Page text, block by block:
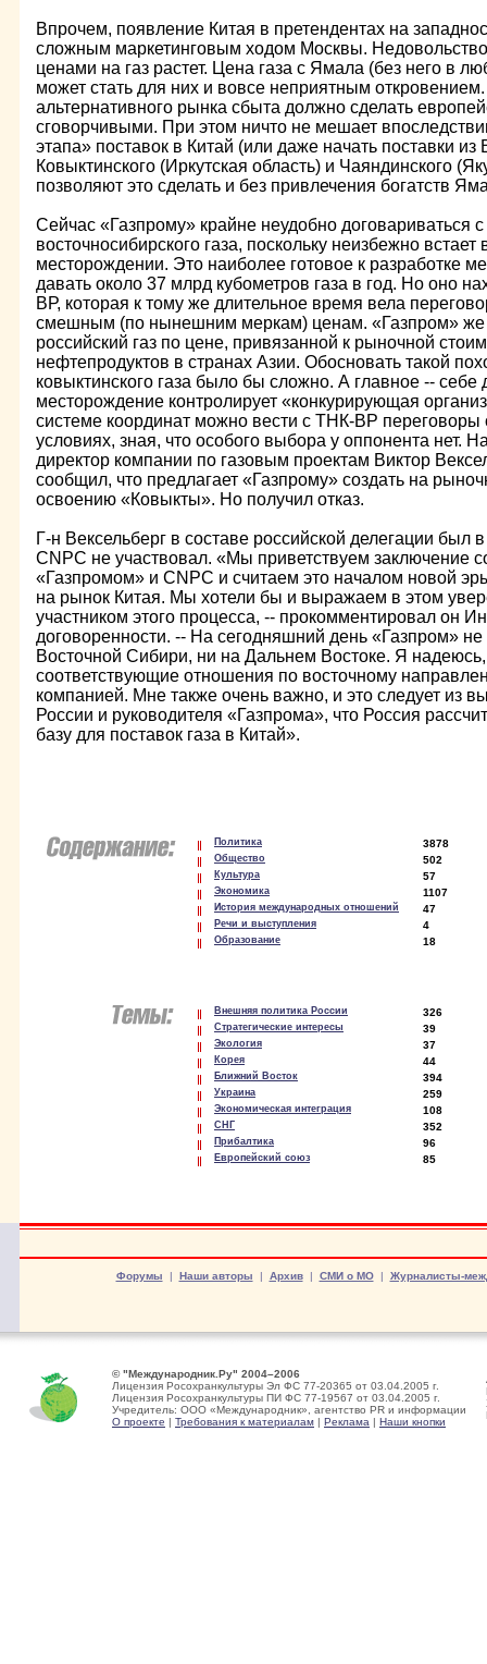
Впрочем, появление Китая в претендентах на
сложным маркетинговым ходом Москвы.
ценами на газ растет. Цена газа с Ямала (без него в
может стать для них и вовсе неприятным
альтернативного рынка сбыта должно сделать
сговорчивыми. При этом ничто не мешает
этапа» поставок в Китай (или даже начать поставки
Ковыктинского (Иркутская область) и Чаяндинского
позволяют это сделать и без привлечения богатств
Сейчас «Газпрому» крайне неудобно договариваться
восточносибирского газа, поскольку неизбежно
месторождении. Это наиболее готовое к разработке
давать около 37 млрд кубометров газа в год. Но оно
ВР, которая к тому же длительное время вела
смешным (по нынешним меркам) ценам. «Газпром» же
российский газ по цене, привязанной к рыночной
нефтепродуктов в странах Азии. Обосновать такой
ковыктинского газа было бы сложно. А главное -- себе
месторождение контролирует «конкурирующая
системе координат можно вести с ТНК-ВР переговоры
условиях, зная, что особого выбора у оппонента нет.
директор компании по газовым проектам Виктор
сообщил, что предлагает «Газпрому» создать на
освоению «Ковыкты». Но получил отказ.
Г-н Вексельберг в составе российской делегации был
CNPC не участвовал. «Мы приветствуем заключение
«Газпромом» и CNPC и считаем это началом новой
на рынок Китая. Мы хотели бы и выражаем в этом
участником этого процесса, -- прокомментировал он
договоренности. -- На сегодняшний день «Газпром» не
Восточной Сибири, ни на Дальнем Востоке. Я
соответствующие отношения по восточному
компанией. Мне также очень важно, и это следует из
России и руководителя «Газпрома», что Россия
базу для поставок газа в Китай».
Политика 3878
Общество 502
Культура 57
Экономика 1107
История международных отношений 47
Речи и выступления 4
Образование 18
Внешняя политика России 326
Стратегические интересы 39
Экология 37
Корея 44
Ближний Восток 394
Украина 259
Экономическая интеграция 108
СНГ 352
Прибалтика 96
Европейский союз 85
Форумы | Наши авторы | Архив| СМИ о МО| Журналисты-
© "Международник.Ру" 2004–2006
Лицензия Росохранкультуры Эл ФС 77-20365 от 03.04.2005 г.
Лицензия Росохранкультуры ПИ ФС 77-19567 от 03.04.2005 г.
Учредитель: ООО «Международник», агентство PR и информации
О проекте | Требования к материалам | Реклама | Наши кнопки